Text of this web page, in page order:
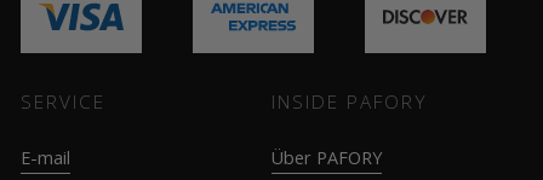
SERVICE
E-mail
INSIDE PAFORY
Über PAFORY